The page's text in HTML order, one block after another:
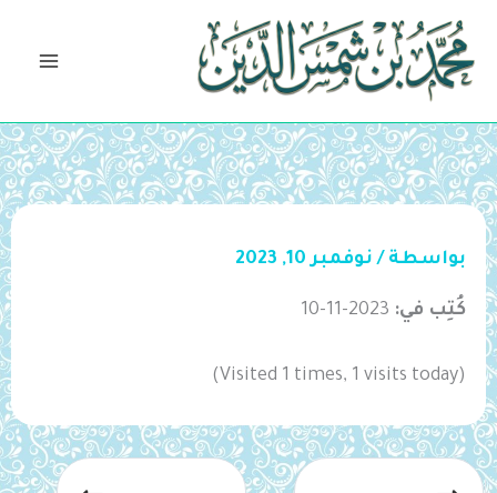
تخطي
المحتوى
بواسطة / نوفمبر 10, 2023
كُتِب في: 2023-11-10
(Visited 1 times, 1 visits today)